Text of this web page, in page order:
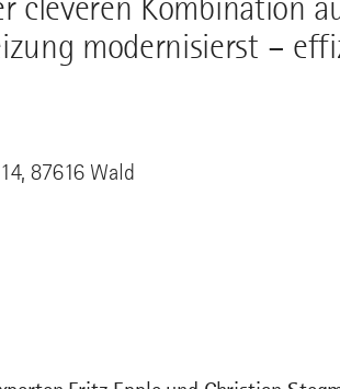
cleveren Kombination
modernisierst –
87616 Wald